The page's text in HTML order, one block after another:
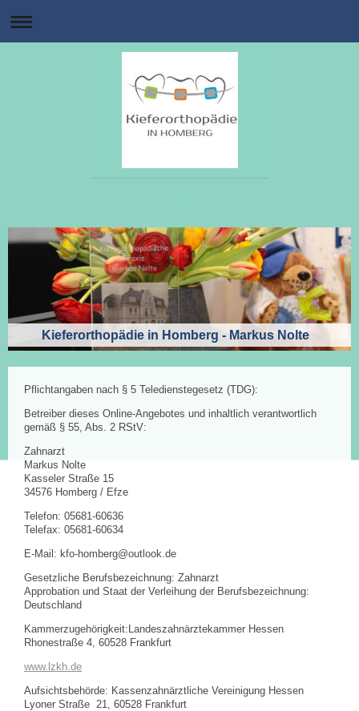
Kieferorthopädie in Homberg - Markus Nolte
Pflichtangaben nach § 5 Teledienstegesetz (TDG):
Betreiber dieses Online-Angebotes und inhaltlich verantwortlich
gemäß § 55, Abs. 2 RStV:
Zahnarzt
Markus Nolte
Kasseler Straße 15
34576 Homberg / Efze
Telefon: 05681-60636
Telefax: 05681-60634
E-Mail: kfo-homberg@outlook.de
Gesetzliche Berufsbezeichnung: Zahnarzt
Approbation und Staat der Verleihung der Berufsbezeichnung:
Deutschland
Kammerzugehörigkeit:Landeszahnärztekammer Hessen
Rhonestraße 4, 60528 Frankfurt
www.lzkh.de
Aufsichtsbehörde: Kassenzahnärztliche Vereinigung Hessen
Lyoner Straße 21, 60528 Frankfurt